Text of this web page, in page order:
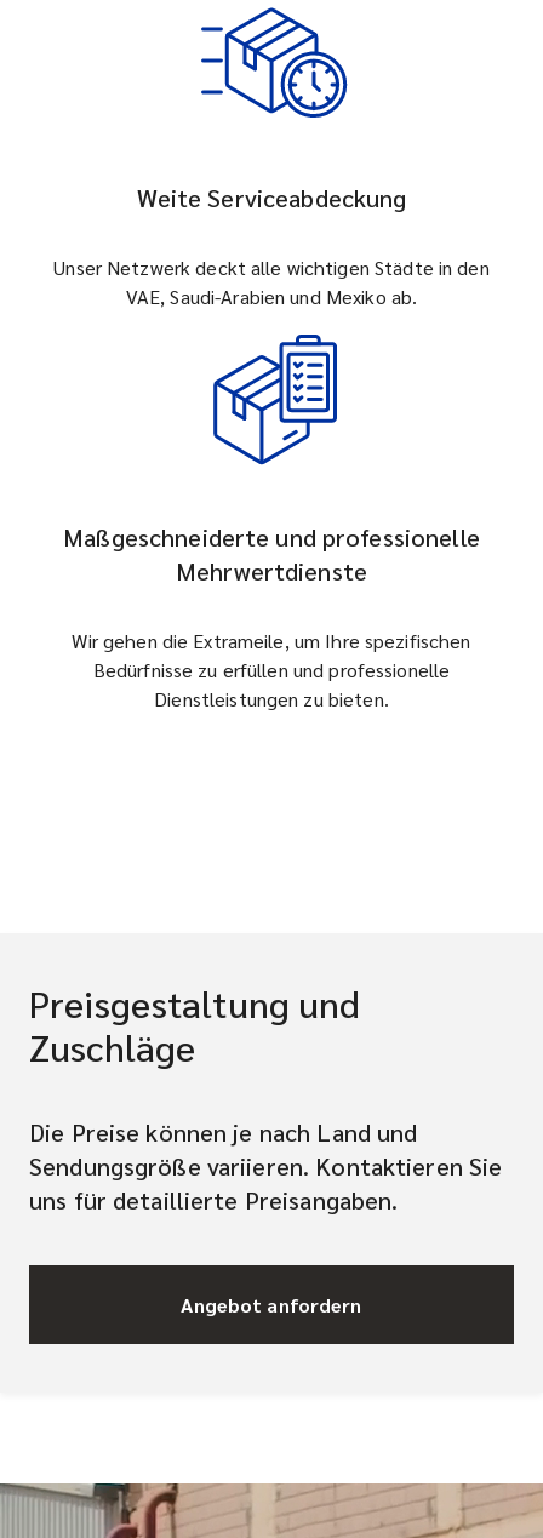
Weite Serviceabdeckung
Unser Netzwerk deckt alle wichtigen Städte in den
VAE, Saudi-Arabien und Mexiko ab.
Maßgeschneiderte und professionelle
Mehrwertdienste
Wir gehen die Extrameile, um Ihre spezifischen
Bedürfnisse zu erfüllen und professionelle
Dienstleistungen zu bieten.
Preisgestaltung und
Zuschläge
Die Preise können je nach Land und
Sendungsgröße variieren. Kontaktieren Sie
uns für detaillierte Preisangaben.
Angebot anfordern